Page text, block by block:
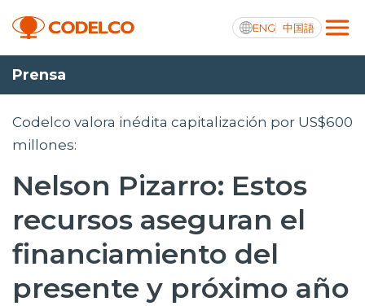
ENG 中国語
Transparencia activa
Nosotros
Operaciones
Proyectos
Sustentabilidad
Prensa
Codelco valora inédita capitalización por US$600
millones:
Nelson Pizarro: Estos
recursos aseguran el
financiamiento del
presente y próximo año